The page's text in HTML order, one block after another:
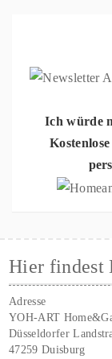
Ich würde
Hier findest
Adresse
YOH-ART
Düsseldorfer
47259 Duisburg